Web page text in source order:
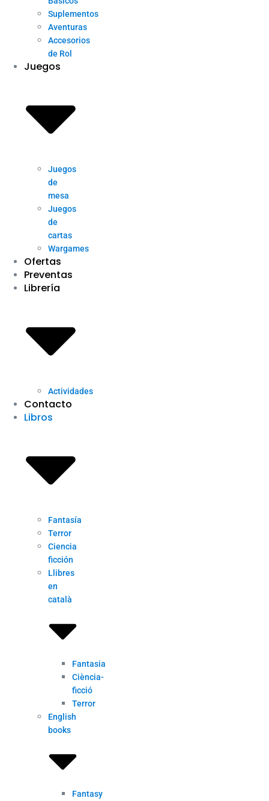
Suplementos
Aventuras
Accesorios
de Rol
Juegos
Juegos
de
mesa
Juegos
de
cartas
Wargames
Ofertas
Preventas
Librería
Actividades
Contacto
Libros
Fantasía
Terror
Ciencia
ficción
Llibres
en
català
Fantasia
Ciència-
ficció
Terror
English
books
Fantasy